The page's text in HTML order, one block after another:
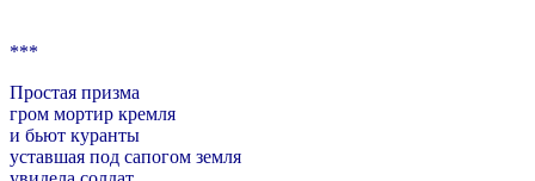
***
Простая призма
гром мортир кремля
и бьют куранты
уставшая под сапогом земля